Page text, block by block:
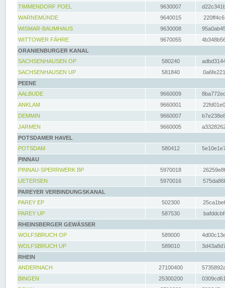
TIMMENDORF POEL
9630007
WARNEMÜNDE
9640015
WISMAR-BAUMHAUS
9630008
WITTOWER FÄHRE
9670055
ORANIENBURGER KANAL
SACHSENHAUSEN OP
580240
SACHSENHAUSEN UP
581840
PEENE
AALBUDE
9660009
ANKLAM
9660001
DEMMIN
9660007
JARMEN
9660005
POTSDAMER HAVEL
POTSDAM
580412
PINNAU
PINNAU-SPERRWERK BP
5970018
UETERSEN
5970016
PAREYER VERBINDUNGSKANAL
PAREY EP
502300
PAREY UP
587530
RHEINSBERGER GEWÄSSER
WOLFSBRUCH OP
589000
WOLFSBRUCH UP
589010
RHEIN
ANDERNACH
27100400
BINGEN
25300200